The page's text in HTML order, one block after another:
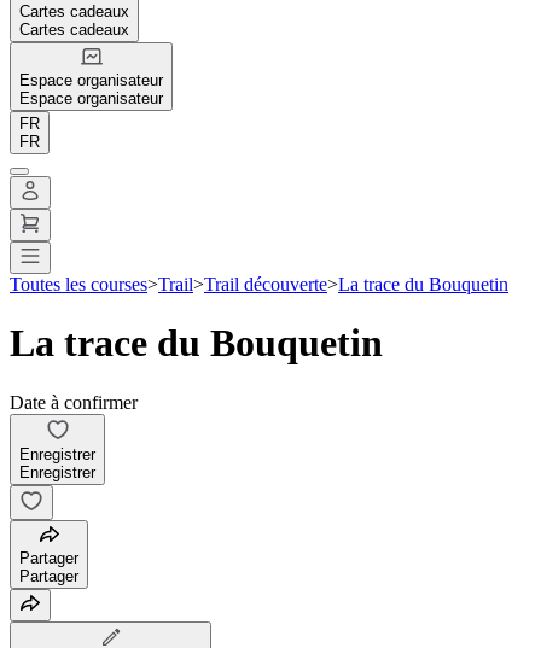
Cartes cadeaux
Cartes cadeaux
Espace organisateur
Espace organisateur
FR
FR
Toutes les courses>Trail>Trail découverte>La trace du Bouquetin
La trace du Bouquetin
Date à confirmer
Enregistrer
Enregistrer
Partager
Partager